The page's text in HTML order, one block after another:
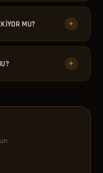
ekibimizle
olunur.
MU? +
kilidini açar.
IPTV aboneliği
+